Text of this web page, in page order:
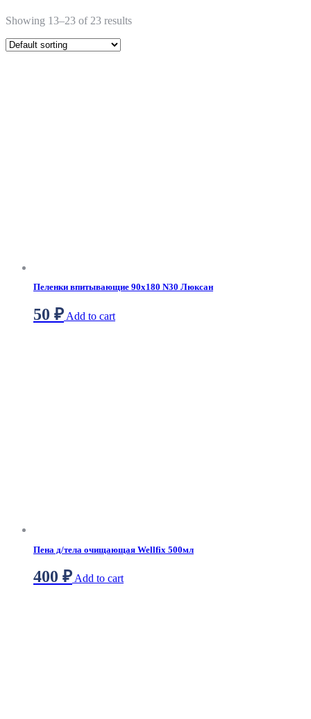
Showing 13–23 of 23 results
Пеленки впитывающие 90х180 N30 Люксан
50 ₽ Add to cart
Пена д/тела очищающая Wellfix 500мл
400 ₽ Add to cart